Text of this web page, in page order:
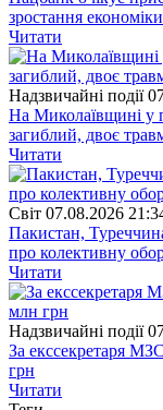
зростання
Читати
Надзвичайні події
На Миколаївщині у
загиблий, двоє
Читати
Свiт 07.08.2026
Пакистан,
про колективну
Читати
Надзвичайні події
За екссекретаря
грн
Читати